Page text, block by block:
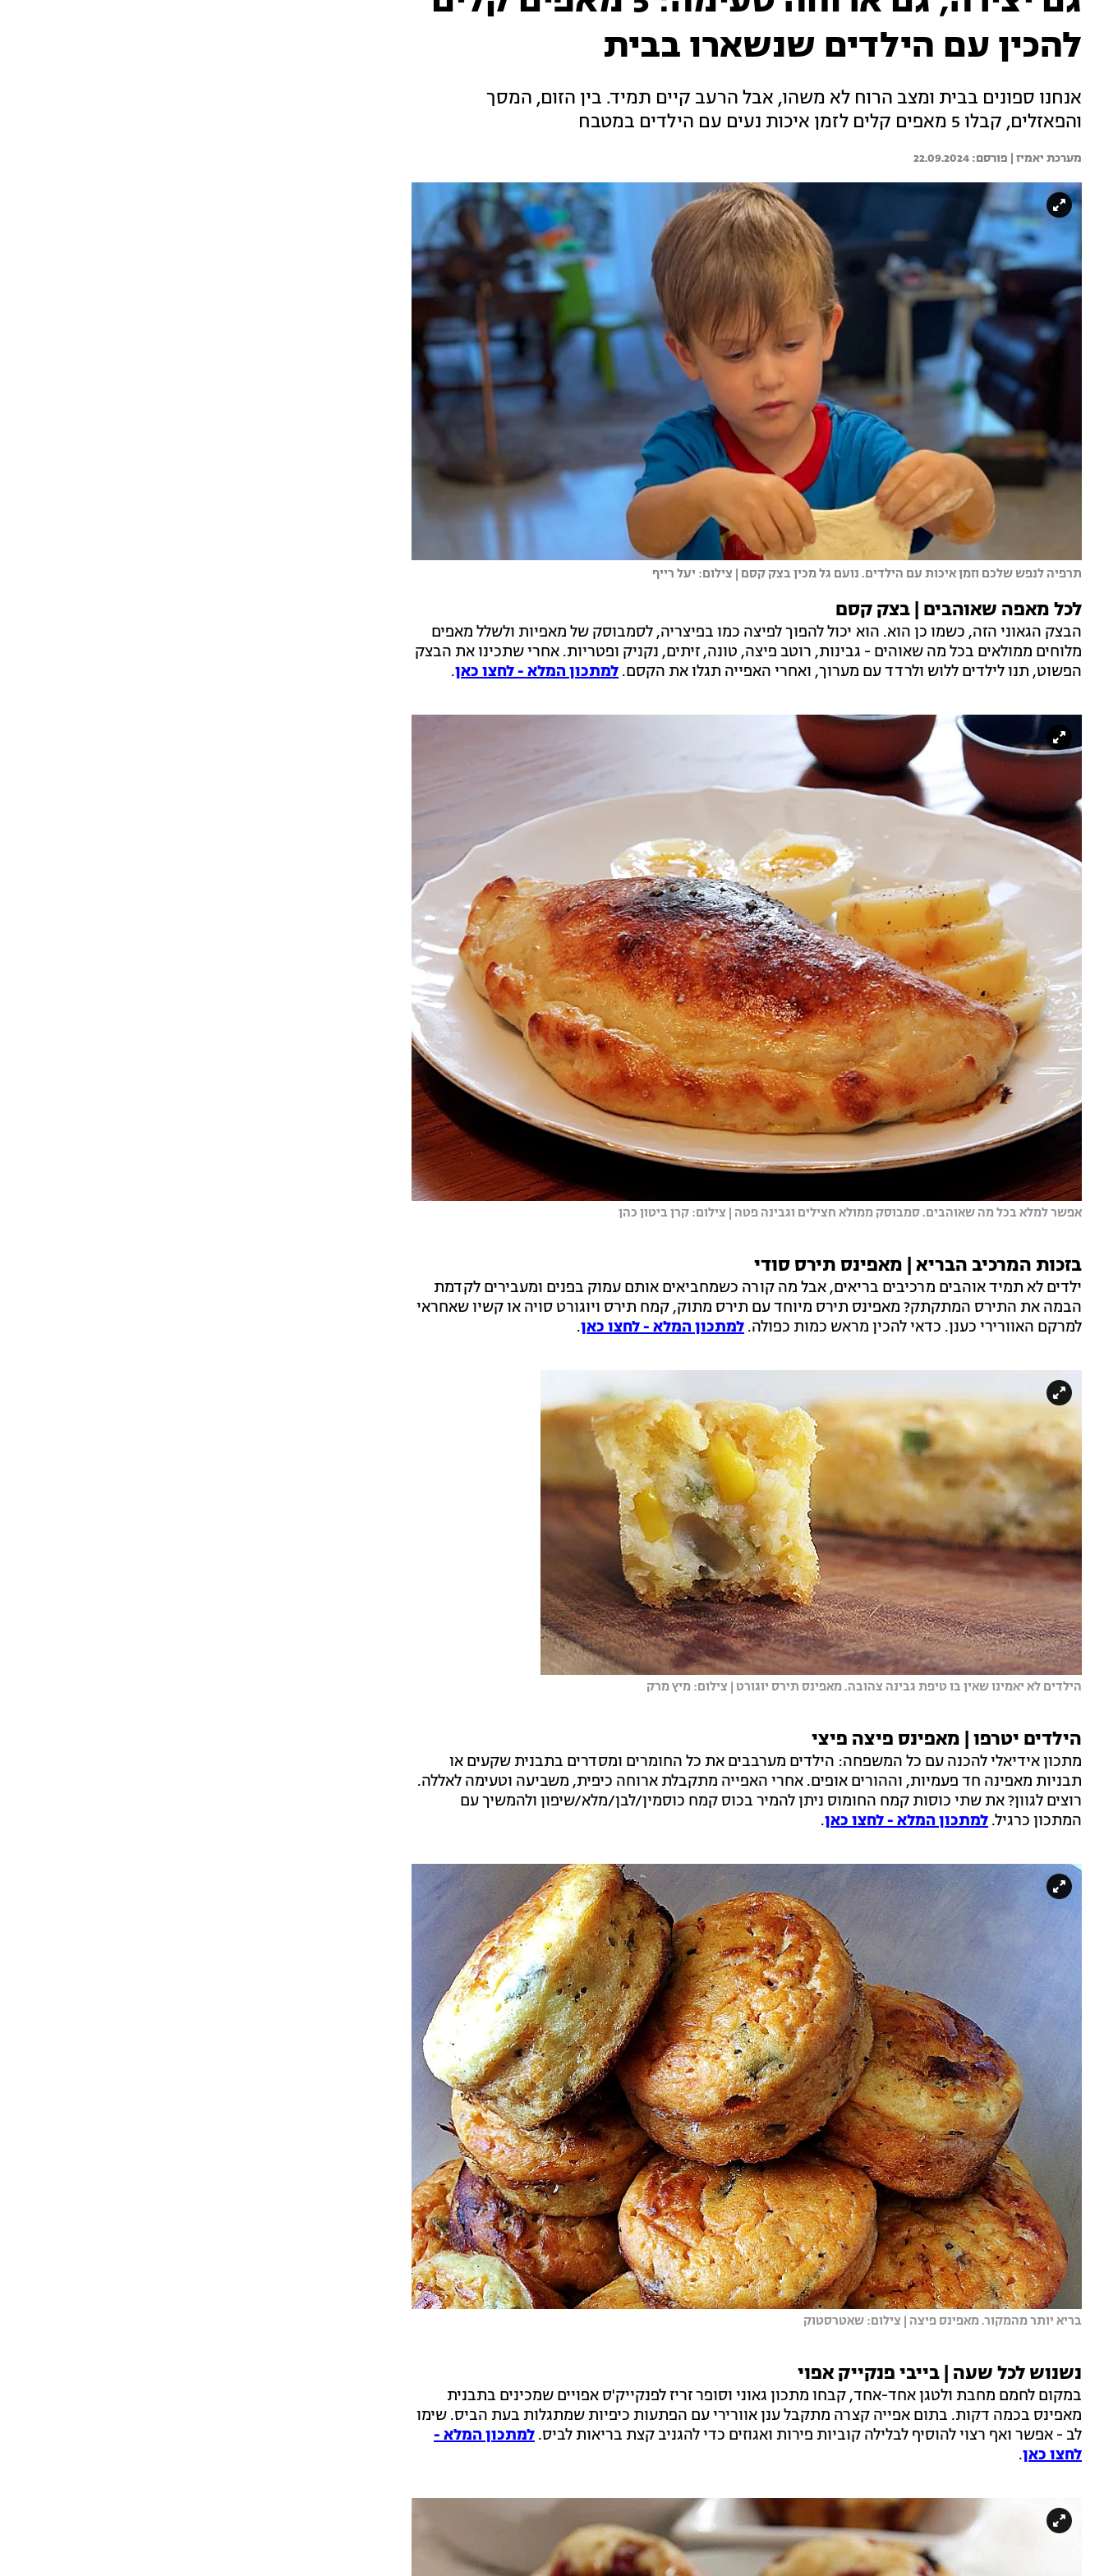
להכין עם הילדים שנשארו בבית
אנחנו ספונים בבית ומצב הרוח לא משהו, אבל הרעב קיים תמיד. בין הזום, המסך
והפאזלים, קבלו 5 מאפים קלים לזמן איכות נעים עם הילדים במטבח
מערכת יאמיז | 22.09.2024
תרפיה לנפש שלכם וזמן איכות עם הילדים. נועם גל מכין בצק קסם | צילום: יעל רייף
לכל מאפה שאוהבים | בצק קסם
הבצק הגאוני הזה, כשמו כן הוא. הוא יכול להפוך לפיצה כמו בפיצריה, לסמבוסק של מאפיות ולשלל מאפים
מלוחים ממולאים בכל מה שאוהים - גבינות, רוטב פיצה, טונה, זיתים, נקניק ופטריות. אחרי שתכינו את הבצק
הפשוט, תנו לילדים ללוש ולרדד עם מערוך, ואחרי האפייה תגלו את הקסם. למתכון המלא - לחצו כאן.
אפשר למלא בכל מה שאוהבים. סמבוסק ממולא חצילים וגבינה פטה | צילום: קרן ביטון כהן
בזכות המרכיב הבריא | מאפינס תירס סודי
ילדים לא תמיד אוהבים מרכיבים בריאים, אבל מה קורה כשמחביאים אותם עמוק בפנים ומעבירים לקדמת
הבמה את התירס המתקתק? מאפינס תירס מיוחד עם תירס מתוק, קמח תירס ויוגורט סויה או קשיו שאחראי
למרקם האוורירי כענן. כדאי להכין מראש כמות כפולה. למתכון המלא - לחצו כאן.
הילדים לא יאמינו שאין בו טיפת גבינה צהובה. מאפינס תירס יוגורט | צילום: מיץ מרק
הילדים יטרפו | מאפינס פיצה פיצי
מתכון אידיאלי להכנה עם כל המשפחה: הילדים מערבבים את כל החומרים ומסדרים בתבנית שקעים או
תבניות מאפינה חד פעמיות, וההורים אופים. אחרי האפייה מתקבלת ארוחה כיפית, משביעה וטעימה לאללה.
רוצים לגוון? את שתי כוסות קמח החומוס ניתן להמיר בכוס קמח כוסמין/לבן/מלא/שיפון ולהמשיך עם
המתכון כרגיל. למתכון המלא - לחצו כאן.
בריא יותר מהמקור. מאפינס פיצה | צילום: שאטרסטוק
נשנוש לכל שעה | בייבי פנקייק אפוי
במקום לחמם מחבת ולטגן אחד-אחד, קבחו מתכון גאוני וסופר זריז לפנקייק'ס אפויים שמכינים בתבנית
מאפינס בכמה דקות. בתום אפייה קצרה מתקבל ענן אוורירי עם הפתעות כיפיות שמתגלות בעת הביס. שימו
לב - אפשר ואף רצוי להוסיף לבלילה קוביות פירות ואגוזים כדי להגניב קצת בריאות לביס. למתכון המלא -
לחצו כאן.